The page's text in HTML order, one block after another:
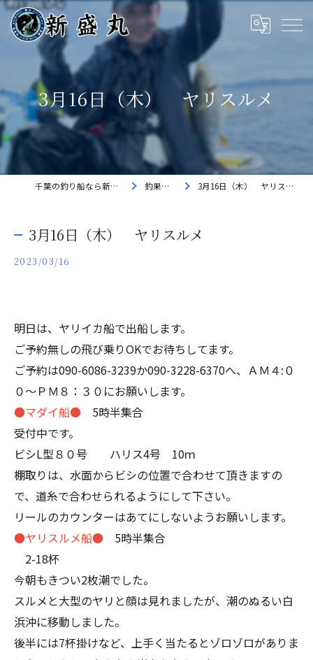
3月16日（木） ヤリスルメ
千葉の釣り船なら新盛丸 釣果速報 3月16日（木） ヤリスルメ
3月16日（木） ヤリスルメ
2023/03/16
明日は、ヤリイカ船で出船します。
ご予約無しの飛び乗りOKでお待ちしてます。
ご予約は090-6086-3239か090-3228-6370へ、ＡＭ４:０
０～ＰＭ８：３０にお願いします。
●マダイ船● 5時半集合
受付中です。
ビシL型８０号 ハリス4号 10ｍ
棚取りは、水面からビシの位置で合わせて頂きますの
で、道糸で合わせられるようにして下さい。
リールのカウンターはあてにしないようお願いします。
●ヤリスルメ船● 5時半集合
2-18杯
今朝もきつい2枚潮でした。
スルメと大型のヤリと顔は見れましたが、潮のぬるい白
浜沖に移動しました。
後半には7杯掛けなど、上手く当たるとゾロゾロがありま